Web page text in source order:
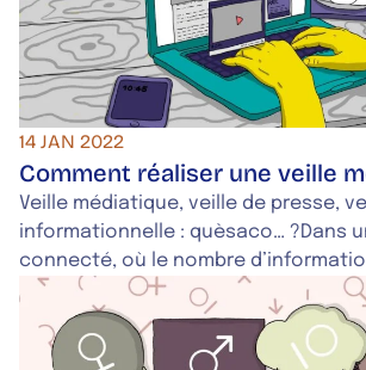
14 JAN 2022
Comment réaliser une veille
Veille médiatique, veille de presse,
informationnelle : quèsaco… ?Dans
connecté, où le nombre
vite que vous un vendredi sur le
veille médiatique favorise la collecte
qui concernent votre